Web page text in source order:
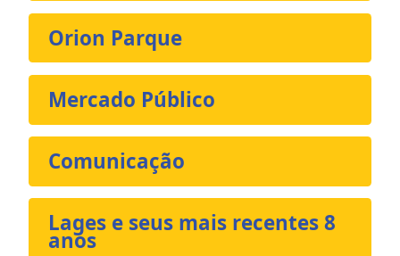
Orion Parque
Mercado Público
Comunicação
Lages e seus mais recentes 8
anos